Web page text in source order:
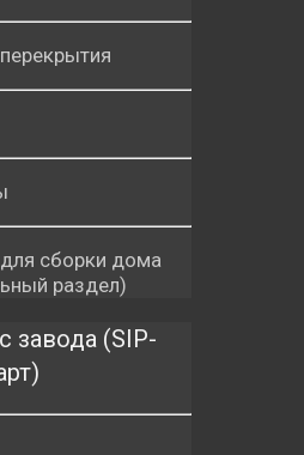
сборки дома
раздел)
завода (SIP-